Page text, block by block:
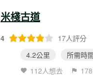
米棧古道
4 17人評分
4.2公里
所需時
112人想去